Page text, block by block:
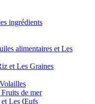
ingrédients
alimentaires et Les
et Les Graines
de mer
et Les Œufs